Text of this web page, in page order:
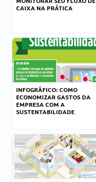
CAIXA NA PRÁTICA
INFOGRÁFICO: COMO
ECONOMIZAR GASTOS DA
EMPRESA COM A
SUSTENTABILIDADE